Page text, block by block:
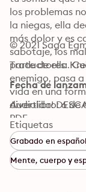
los problemas
la niegas, ella
más dolor y es
sabotaje, los
parte de ella.
enemigo, pasa
vida en una
divertida!
PDF
© 2021 Saga
Traductores:
Fecha de
Audiolibro: 6 de
Etiquetas
Grabado en
Mente, cuerpo y